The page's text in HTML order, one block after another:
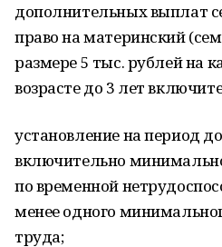
дополнительных выплат
право на материнский
размере 5 тыс. рублей на
возрасте до 3 лет
установление на период
включительно
по временной
менее одного
труда;